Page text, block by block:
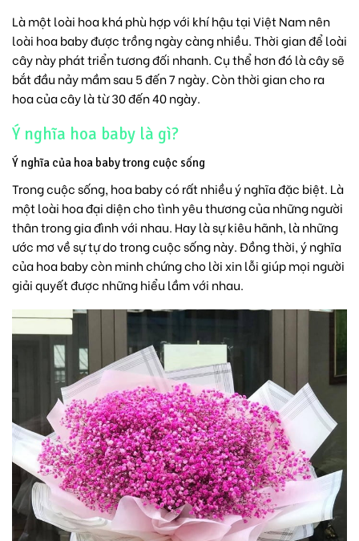
Là một loài hoa khá phù hợp với khí hậu tại Việt Nam nên
loài hoa baby được trồng ngày càng nhiều. Thời gian để loài
cây này phát triển tương đối nhanh. Cụ thể hơn đó là cây sẽ
bắt đầu nảy mầm sau 5 đến 7 ngày. Còn thời gian cho ra
hoa của cây là từ 30 đến 40 ngày.
Ý nghĩa hoa baby là gì?
Ý nghĩa của hoa baby trong cuộc sống
Trong cuộc sống, hoa baby có rất nhiều ý nghĩa đặc biệt. Là
một loài hoa đại diện cho tình yêu thương của những người
thân trong gia đình với nhau. Hay là sự kiêu hãnh, là những
ước mơ về sự tự do trong cuộc sống này. Đồng thời, ý nghĩa
của hoa baby còn minh chứng cho lời xin lỗi giúp mọi người
giải quyết được những hiểu lầm với nhau.